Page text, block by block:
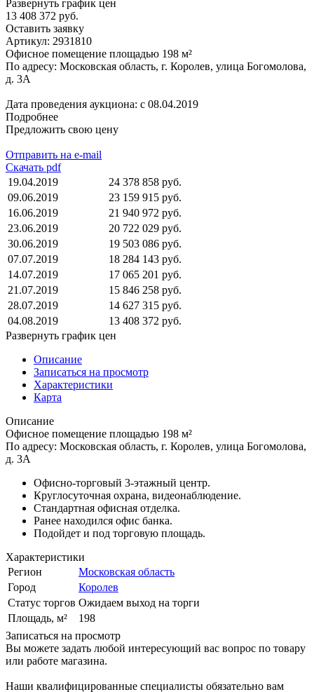
Развернуть график цен
13 408 372 руб.
Оставить заявку
Артикул: 2931810
Офисное помещение площадью 198 м²
По адресу: Московская область, г. Королев, улица Богомолова,
д. 3А
Дата проведения аукциона: с 08.04.2019
Подробнее
Предложить свою цену
Отправить на e-mail
Скачать pdf
19.04.2019
24 378 858 руб.
09.06.2019
23 159 915 руб.
16.06.2019
21 940 972 руб.
23.06.2019
20 722 029 руб.
30.06.2019
19 503 086 руб.
07.07.2019
18 284 143 руб.
14.07.2019
17 065 201 руб.
21.07.2019
15 846 258 руб.
28.07.2019
14 627 315 руб.
04.08.2019
13 408 372 руб.
Развернуть график цен
Описание
Записаться на просмотр
Характеристики
Карта
Описание
Офисное помещение площадью 198 м²
По адресу: Московская область, г. Королев, улица Богомолова,
д. 3А
Офисно-торговый 3-этажный центр.
Круглосуточная охрана, видеонаблюдение.
Стандартная офисная отделка.
Ранее находился офис банка.
Подойдет и под торговую площадь.
Характеристики
Регион
Московская область
Город
Королев
Статус торгов Ожидаем выход на торги
Площадь, м²
198
Записаться на просмотр
Вы можете задать любой интересующий вас вопрос по товару
или работе магазина.
Наши квалифицированные специалисты обязательно вам